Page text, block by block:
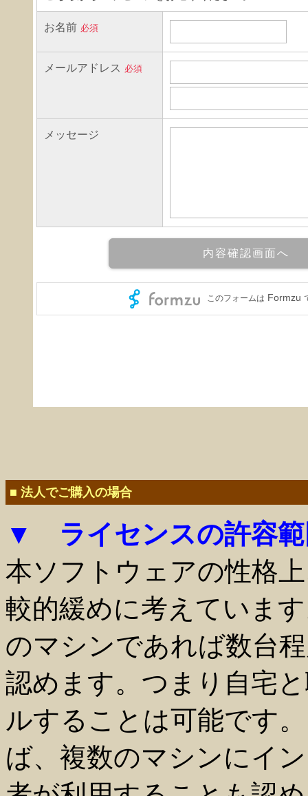
■ 法人でご購入の場合
▼ ライセンスの許容範
本ソフトウェアの性格
較的緩めに考えていま
のマシンであれば数台
認めます。つまり自宅
ルすることは可能です
ば、複数のマシンにイ